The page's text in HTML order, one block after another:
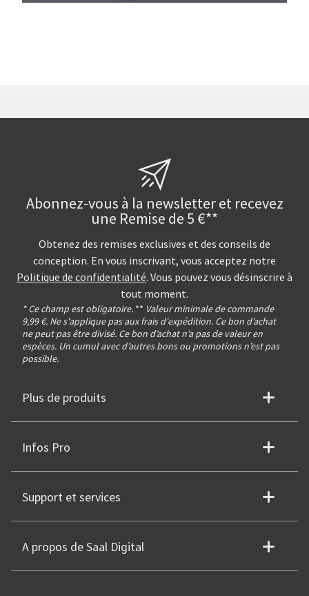
Abonnez-vous à la newsletter et recevez
une Remise de 5 €**
Obtenez des remises exclusives et des conseils de
conception. En vous inscrivant, vous acceptez notre
Politique de confidentialité. Vous pouvez vous désinscrire à
tout moment.
* Ce champ est obligatoire. ** Valeur minimale de commande
9,99 €. Ne s'applique pas aux frais d'expédition. Ce bon d’achat
ne peut pas être divisé. Ce bon d’achat n’a pas de valeur en
espèces. Un cumul avec d’autres bons ou promotions n’est pas
possible.
Plus de produits
Infos Pro
Support et services
A propos de Saal Digital